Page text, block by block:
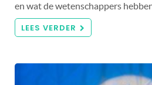
en wat de wetenschappers
LEES VERDER